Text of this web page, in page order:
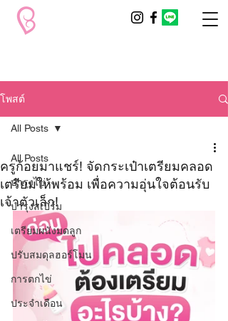
โพสต์
All Posts
บำรุงไข่
บำรุงสเปิร์ม
เตรียมผนังมดลูก
ปรับสมดุลฮอร์โมน
การตกไข่
ประจำเดือน
All Posts
ครูก้อยมาแชร์! จัดกระเป๋าเตรียมคลอด
เตรียมให้พร้อม เพื่อความอุ่นใจต้อนรับ
เจ้าตัวเล็ก!